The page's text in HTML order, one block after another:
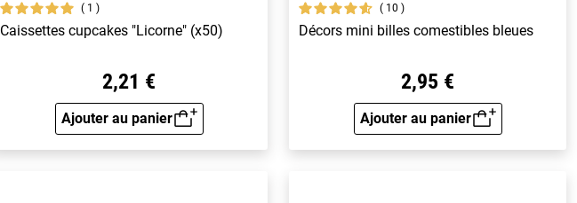
1
Caissettes cupcakes "Licorne" (x50)
2,21 €
Ajouter au panier
Aperçu rapide
10
Décors mini billes comestibles bleues
2,95 €
Ajouter au panier
Aperçu rapide